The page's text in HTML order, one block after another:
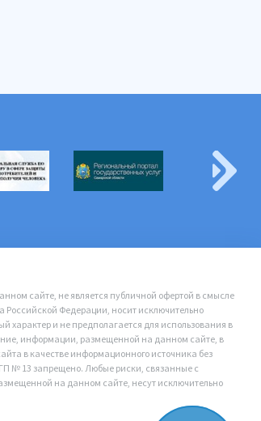
сайте, не является публичной офертой в смысле
Российской Федерации, носит исключительно
характер и не предполагается для использования в
информации, размещенной на данном сайте, в
в качестве информационного источника без
№ 13 запрещено. Любые риски, связанные с
на данном сайте, несут исключительно